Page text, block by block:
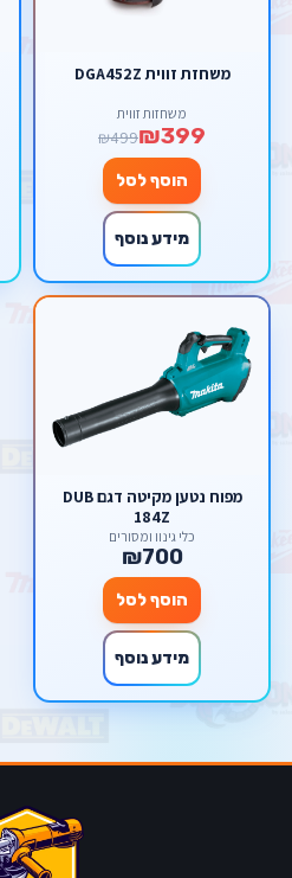
משחזת זווית DGA452Z
משחזות זווית
₪399
₪499
הוסף לסל
מידע נוסף
מפוח נטען מקיטה דגם DUB
184Z
כלי גינון ומסורים
₪700
הוסף לסל
מידע נוסף